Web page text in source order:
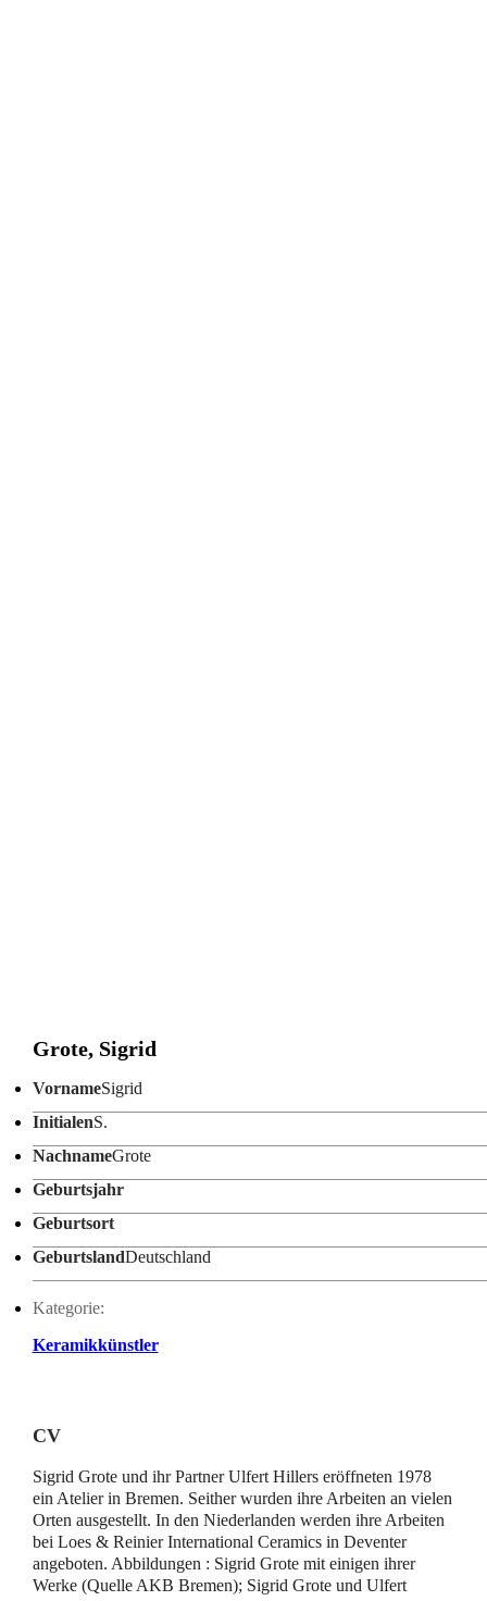
Grote, Sigrid
VornameSigrid
InitialenS.
NachnameGrote
Geburtsjahr
Geburtsort
GeburtslandDeutschland
Kategorie:
Keramikkünstler
CV
Sigrid Grote und ihr Partner Ulfert Hillers eröffneten 1978
ein Atelier in Bremen. Seither wurden ihre Arbeiten an vielen
Orten ausgestellt. In den Niederlanden werden ihre Arbeiten
bei Loes & Reinier International Ceramics in Deventer
angeboten. Abbildungen : Sigrid Grote mit einigen ihrer
Werke (Quelle AKB Bremen); Sigrid Grote und Ulfert